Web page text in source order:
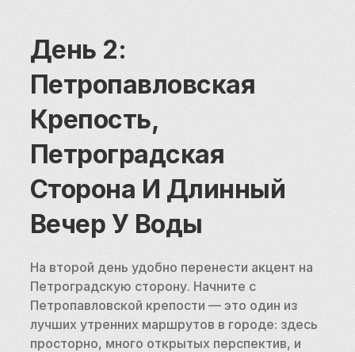
День 2:
Петропавловская
Крепость,
Петроградская
Сторона И Длинный
Вечер У Воды
На второй день удобно перенести акцент на
Петроградскую сторону. Начните с
Петропавловской крепости — это один из
лучших утренних маршрутов в городе: здесь
просторно, много открытых перспектив, и